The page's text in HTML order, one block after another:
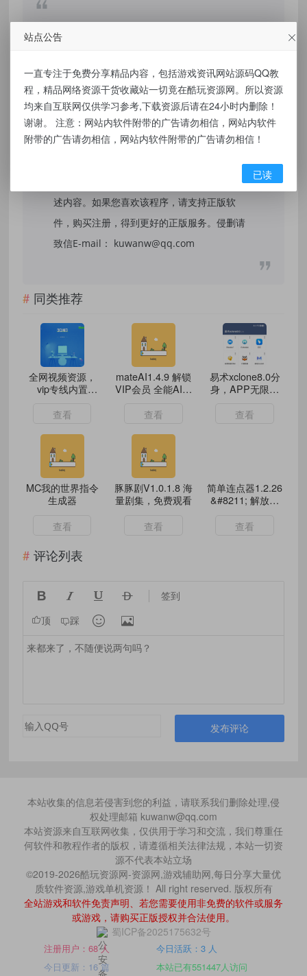
站无关，所有内容及软件的文章仅限用于学习
和研究目的。不得将上述内容用于商业或者非
法用途，否则，一切后果请用户自负，我们不
保证内容的长久可用性，通过使用本站内容随
之而来的风险与本站无关，您必须在下载后的
24个小时之内，从您的电脑/手机中彻底删除上
述内容。如果您喜欢该程序，请支持正版软
件，购买注册，得到更好的正版服务。侵删请
致信E-mail： kuwanw@qq.com
同类推荐
全网视频资源，
vip专线内置
线路，内含福利资
查看
mateAI1.4.9 解锁
VIP会员 全能AI助
查看
易术xclone8.0分
身，APP无限多
查看
MC我的世界指令
生成器
查看
豚豚剧V1.0.1.8 海
量剧集，免费观看
查看
简单连点器1.2.26
&#8211; 解放双
员版！
查看
评论列表
    签到
顶 踩  
发布评论
本站收集的信息若侵害到您的利益，请联系我们删除处理,侵
权处理邮箱 kuwanw@qq.com
本站资源来自互联网收集，仅供用于学习和交流，我们尊重任
何软件和教程作者的版权，请遵循相关法律法规，本站一切资
源不代表本站立场
©2019-2026酷玩资源网-资源网,游戏辅助网,每日分享大量优
质软件资源,游戏单机资源！ All right reserved. 版权所有
全站游戏和软件免责声明、若您需要使用非免费的软件或服务
或游戏，请购买正版授权并合法使用。
蜀ICP备2025175632号
注册用户：68 人
今日活跃：3 人
今日更新：16 篇
本站已有551447人访问
站点公告
一直专注于免费分享精品内容，包括游戏资讯网站源码QQ教
程，精品网络资源干货收藏站一切竟在酷玩资源网。所以资源
均来自互联网仅供学习参考,下载资源后请在24小时内删除！
谢谢。 注意：网站内软件附带的广告请勿相信，网站内软件
附带的广告请勿相信，网站内软件附带的广告请勿相信！
已读